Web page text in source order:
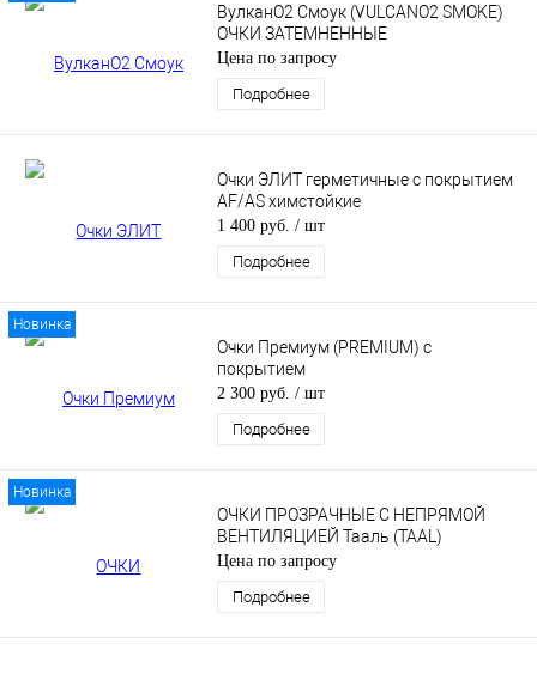
ВулканО2 Смоук (VULCANO2 SMOKE)
ОЧКИ ЗАТЕМНЕННЫЕ
Цена по запросу
Подробнее
Очки ЭЛИТ герметичные c покрытием
AF/AS химстойкие
1 400 руб. / шт
Подробнее
Новинка
Очки Премиум (PREMIUM) с
покрытием
2 300 руб. / шт
Подробнее
Новинка
ОЧКИ ПРОЗРАЧНЫЕ С НЕПРЯМОЙ
ВЕНТИЛЯЦИЕЙ Тааль (TAAL)
Цена по запросу
Подробнее